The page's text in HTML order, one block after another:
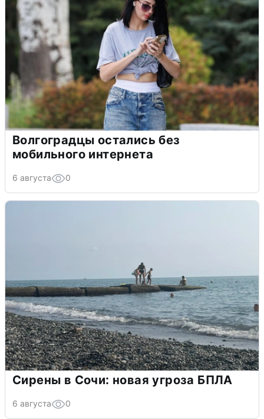
Волгоградцы остались без
мобильного интернета
6 августа 0
Сирены в Сочи: новая угроза БПЛА
6 августа 0